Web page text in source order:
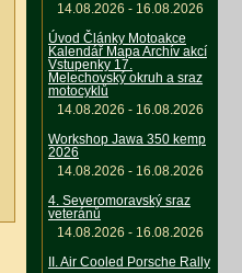
14.08.2026 - 16.08.2026
Úvod Články Motoakce
Kalendář Mapa Archív akcí
Vstupenky 17.
Melechovský okruh a sraz
motocyklů
14.08.2026 - 16.08.2026
Workshop Jawa 350 kemp
2026
14.08.2026 - 16.08.2026
4. Severomoravský sraz
veteránů
14.08.2026 - 16.08.2026
II. Air Cooled Porsche Rally